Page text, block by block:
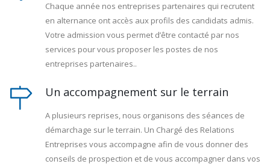
Chaque année nos entreprises partenaires qui recrutent
en alternance ont accès aux profils des candidats admis.
Votre admission vous permet d’être contacté par nos
services pour vous proposer les postes de nos
entreprises partenaires..
Un accompagnement sur le terrain
A plusieurs reprises, nous organisons des séances de
démarchage sur le terrain. Un Chargé des Relations
Entreprises vous accompagne afin de vous donner des
conseils de prospection et de vous accompagner dans vos